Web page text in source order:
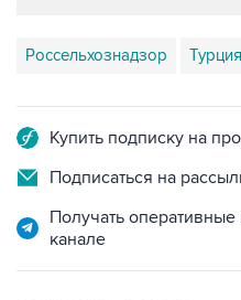
Россельхознадзор Турция
Купить подписку на
Подписаться на
Получать
канале